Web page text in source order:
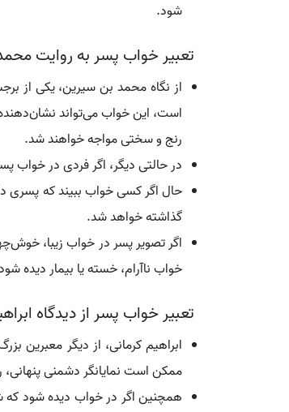
شود.
تعبیر خواب پسر به روایت
از نگاه محمد بن سیرین، یکی از
است، این خواب می‌تواند
رنج و سختی مواجه خواهند شد.
در حالتی دیگر، اگر فردی در خواب
حال اگر کسی خواب ببیند که پسری
گذاشته خواهد شد.
اگر تصویر پسر در خواب زیبا،
خواب ناآرام، خسته یا بیمار دیده
تعبیر خواب پسر از دیدگاه
ابراهیم کرمانی، از دیگر معبرین
ممکن است نمایانگر دشمنی
همچنین اگر در خواب دیده شود که